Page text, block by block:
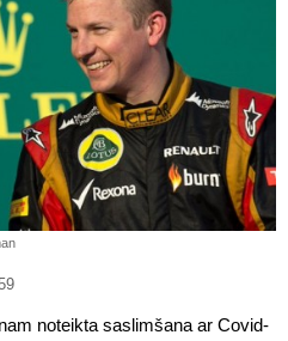
noteikta saslimšana ar Covid-